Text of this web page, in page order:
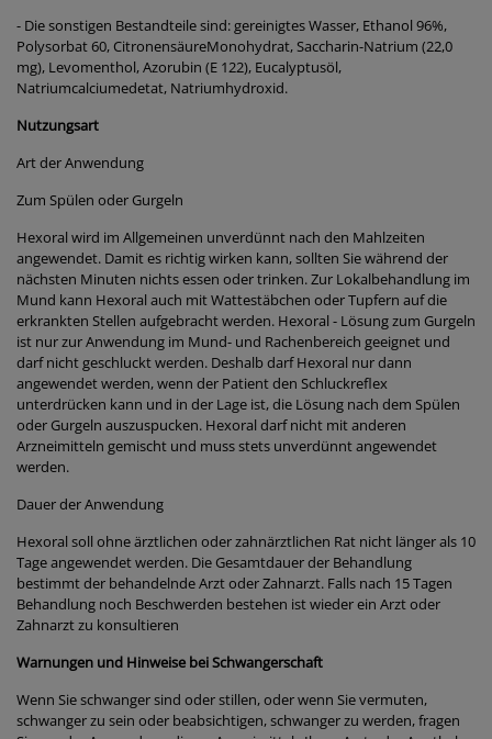
- Die sonstigen Bestandteile sind: gereinigtes Wasser, Ethanol 96%,
Polysorbat 60, CitronensäureMonohydrat, Saccharin-Natrium (22,0
mg), Levomenthol, Azorubin (E 122), Eucalyptusöl,
Natriumcalciumedetat, Natriumhydroxid.
Nutzungsart
Art der Anwendung
Zum Spülen oder Gurgeln
Hexoral wird im Allgemeinen unverdünnt nach den Mahlzeiten
angewendet. Damit es richtig wirken kann, sollten Sie während der
nächsten Minuten nichts essen oder trinken. Zur Lokalbehandlung im
Mund kann Hexoral auch mit Wattestäbchen oder Tupfern auf die
erkrankten Stellen aufgebracht werden. Hexoral - Lösung zum Gurgeln
ist nur zur Anwendung im Mund- und Rachenbereich geeignet und
darf nicht geschluckt werden. Deshalb darf Hexoral nur dann
angewendet werden, wenn der Patient den Schluckreflex
unterdrücken kann und in der Lage ist, die Lösung nach dem Spülen
oder Gurgeln auszuspucken. Hexoral darf nicht mit anderen
Arzneimitteln gemischt und muss stets unverdünnt angewendet
werden.
Dauer der Anwendung
Hexoral soll ohne ärztlichen oder zahnärztlichen Rat nicht länger als 10
Tage angewendet werden. Die Gesamtdauer der Behandlung
bestimmt der behandelnde Arzt oder Zahnarzt. Falls nach 15 Tagen
Behandlung noch Beschwerden bestehen ist wieder ein Arzt oder
Zahnarzt zu konsultieren
Warnungen und Hinweise bei Schwangerschaft
Wenn Sie schwanger sind oder stillen, oder wenn Sie vermuten,
schwanger zu sein oder beabsichtigen, schwanger zu werden, fragen